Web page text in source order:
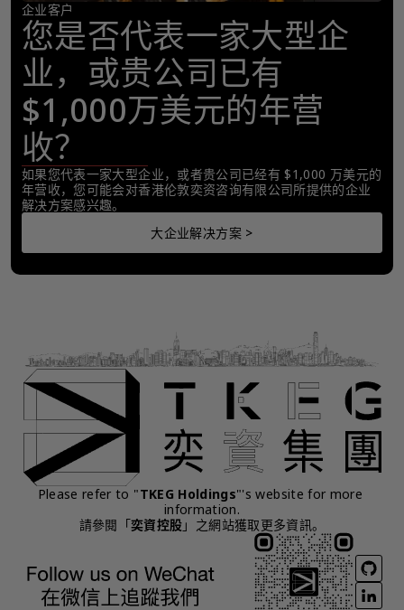
企业客户
您是否代表一家大型企
业，或贵公司已有
$1,000万美元的年营
收？
如果您代表一家大型企业，或者贵公司已经有 $1,000 万美元的
年营收，您可能会对香港伦敦奕资咨询有限公司所提供的企业
解决方案感兴趣。
大企业解决方案 >
Please refer to "TKEG Holdings"'s website for more
information.
請參閱「奕資控股 」之網站獲取更多資訊。